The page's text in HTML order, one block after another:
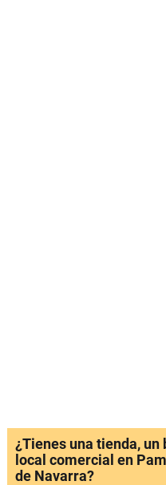
¿Tienes una tienda, un
local comercial en
de Navarra?